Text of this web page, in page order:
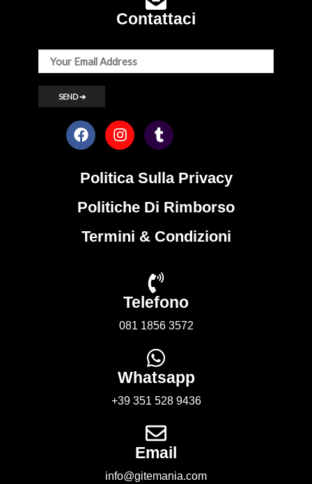
Contattaci
Politica Sulla Privacy
Politiche Di Rimborso
Termini & Condizioni
Telefono
081 1856 3572
Whatsapp
+39 351 528 9436
Email
info@gitemania.com